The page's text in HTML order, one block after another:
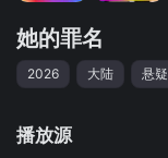
她的罪名
2026 大陆 悬疑
播放源